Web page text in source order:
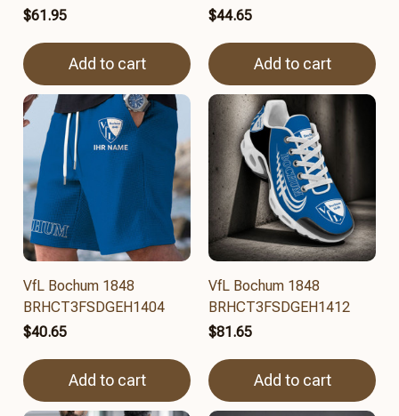
$61.95
Add to cart
$44.65
Add to cart
VfL Bochum 1848
BRHCT3FSDGEH1404
$40.65
Add to cart
VfL Bochum 1848
BRHCT3FSDGEH1412
$81.65
Add to cart